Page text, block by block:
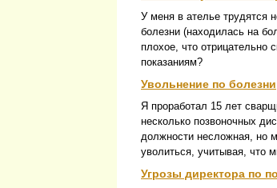
У меня в ателье трудятся
болезни (находилась на
плохое, что отрицательно
показаниям?
Увольнение по болезни
Я проработал 15 лет
несколько позвоночных
должности несложная, но
уволиться, учитывая, что
Угрозы директора по